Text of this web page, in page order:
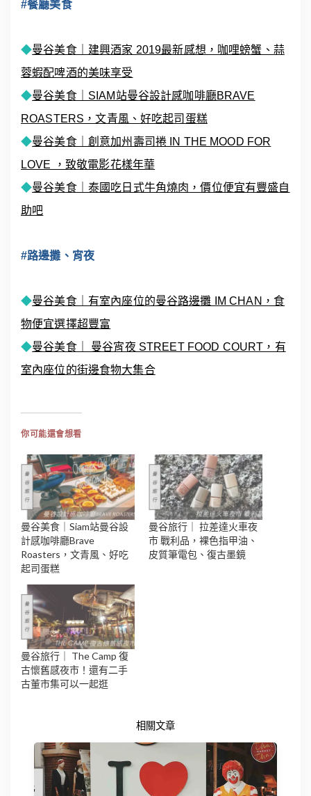
#餐廳美食
◆曼谷美食｜建興酒家 2019最新感想，咖哩螃蟹、蒜
蓉蝦配啤酒的美味享受
◆曼谷美食｜SIAM站曼谷設計感咖啡廳BRAVE
ROASTERS，文青風、好吃起司蛋糕
◆曼谷美食｜創意加州壽司捲 IN THE MOOD FOR
LOVE ，致敬電影花樣年華
◆曼谷美食｜泰國吃日式牛角燒肉，價位便宜有豐盛自
助吧
#路邊攤、宵夜
◆曼谷美食｜有室內座位的曼谷路邊攤 IM CHAN，食
物便宜選擇超豐富
◆曼谷美食｜ 曼谷宵夜 STREET FOOD COURT，有
室內座位的街邊食物大集合
你可能還會想看
曼谷美食｜Siam站曼谷設
計感咖啡廳Brave
Roasters，文青風、好吃
起司蛋糕
曼谷旅行｜ 拉差達火車夜
市 戰利品，裸色指甲油、
皮質筆電包、復古墨鏡
曼谷旅行｜ The Camp 復
古懷舊感夜市！還有二手
古董市集可以一起逛
相關文章